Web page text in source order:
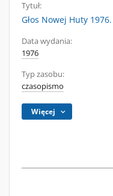
Tytuł:
Głos Nowej Huty
Data wydania:
1976
Typ zasobu:
czasopismo
Więcej